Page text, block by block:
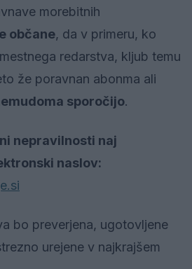
morebitnih
občane, da v primeru, ko
redarstva, kljub temu
že poravnan abonma ali
sporočijo.
nepravilnosti naj
naslov:
bo preverjena, ugotovljene
urejene v najkrajšem